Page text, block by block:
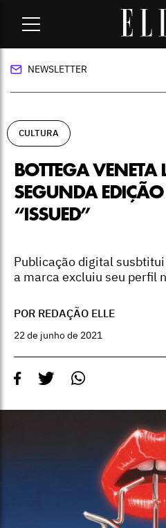
Bottega
revista “Issued”
NEWSLETTER
CULTURA
BOTTEGA
SEGUNDA
“ISSUED”
Publicação digital
a marca excluiu seu perfil
POR REDAÇÃO ELLE
22 de junho de 2021